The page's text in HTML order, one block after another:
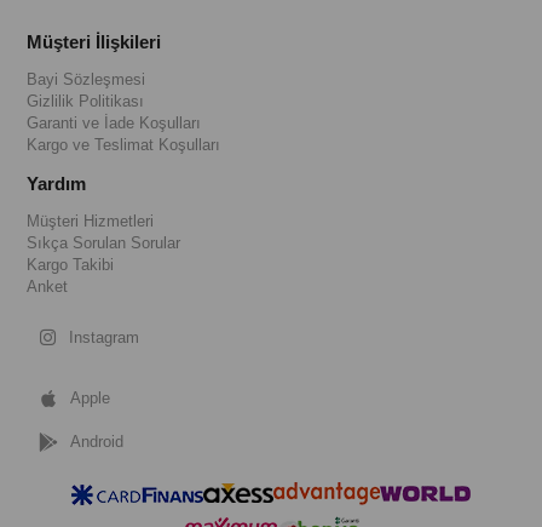
Müşteri İlişkileri
Bayi Sözleşmesi
Gizlilik Politikası
Garanti ve İade Koşulları
Kargo ve Teslimat Koşulları
Yardım
Müşteri Hizmetleri
Sıkça Sorulan Sorular
Kargo Takibi
Anket
Instagram
Apple
Android